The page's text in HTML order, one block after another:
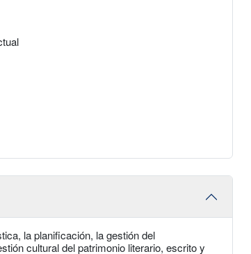
la planificación, la gestión del
cultural del patrimonio literario, escrito y